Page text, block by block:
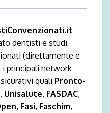
dentisti e studi
(direttamente e
principali network
quali Pronto-
, Unisalute, FASDAC,
, Fasi, Faschim,